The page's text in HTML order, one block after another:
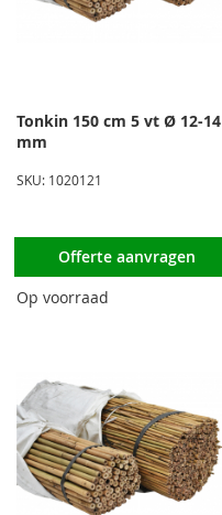
Tonkin 150 cm 5 vt Ø 12-14
mm
SKU: 1020121
Offerte aanvragen
Op voorraad